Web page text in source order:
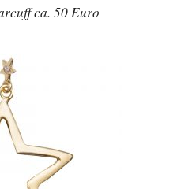
ca. 50 Euro